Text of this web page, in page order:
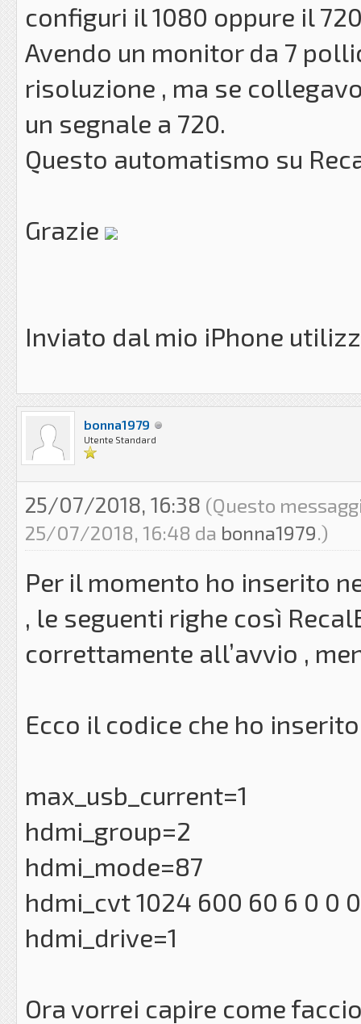
configuri il 1080 oppure il
Avendo un monitor da 7
risoluzione , ma se
un segnale a 720.
Questo automatismo su
Grazie
Inviato dal mio iPhone
bonna1979
Utente Standard
25/07/2018, 16:38 (Questo
25/07/2018, 16:48 da bonna1979.)
Per il momento ho inserito
, le seguenti righe così
correttamente all’avvio ,
Ecco il codice che ho
max_usb_current=1
hdmi_group=2
hdmi_mode=87
hdmi_cvt 1024 600 60 6 0 0 0
hdmi_drive=1
Ora vorrei capire come